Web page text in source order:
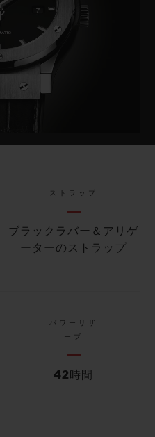
ストラップ
ブラックラバー＆アリゲ
ーターのストラップ
パワーリザ
ーブ
42時間